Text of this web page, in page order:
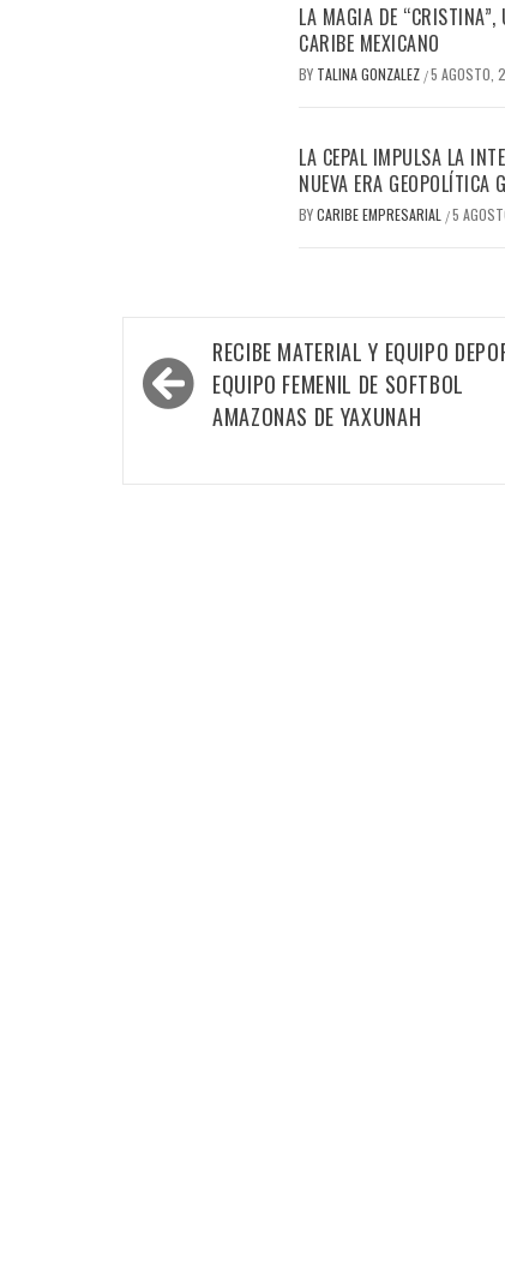
LA MAGIA DE
CARIBE MEXICANO
BY TALINA GONZALEZ /5 AGOSTO,
LA CEPAL IMPULSA LA
NUEVA ERA GEOPOLÍTICA
BYCARIBE EMPRESARIAL /5
Navegación
de
entradas
RECIBE MATERIAL Y EQUIPO
EQUIPO FEMENIL DE SOFTBOL
AMAZONAS DE YAXUNAH